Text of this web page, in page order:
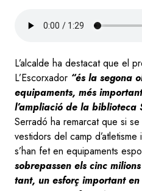
L’alcalde ha destacat que el
L’Escorxador “és la segona
equipaments, més
l’ampliació de la biblioteca
Serradó ha remarcat que si
vestidors del camp d’atletisme
s’han fet en equipaments
sobrepassen els cinc
tant, un esforç important